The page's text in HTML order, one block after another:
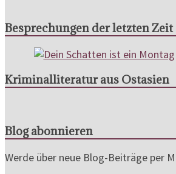
Besprechungen der letzten Zeit
Kriminalliteratur aus Ostasien
Blog abonnieren
Werde über neue Blog-Beiträge per